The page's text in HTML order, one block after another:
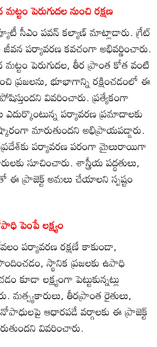
పెరుగుదల నుంచి రక్షణ
సీఎం పవన్ కల్యాణ్ మాట్లాడారు. గ్రేట్
జీవన పర్యావరణ కవచంగా అభివర్ణించారు.
మట్టం పెరుగుదల, తీర ప్రాంత కోత వంటి
ప్రజలను, భూభాగాన్ని రక్షించడంలో ఈ
వివరించారు. ప్రత్యేకంగా
పర్యావరణ ప్రమాదాలకు
మారుతుందని అభిప్రాయపడ్డారు.
పర్యావరణ పరంగా మైలురాయిగా
సూచించారు. శాస్త్రీయ పద్ధతులు,
ఈ ప్రాజెక్ట్ అమలు చేయాలని స్పష్టం
పెంపే లక్ష్యం
పర్యావరణ రక్షణే కాకుండా,
స్థానిక ప్రజలకు ఉపాధి
కూడా లక్ష్యంగా పెట్టుకున్నట్లు
మత్స్యకారులు, తీరప్రాంత రైతులు,
ఆధారపడే వర్గాలకు ఈ ప్రాజెక్ట్
వివరించారు.